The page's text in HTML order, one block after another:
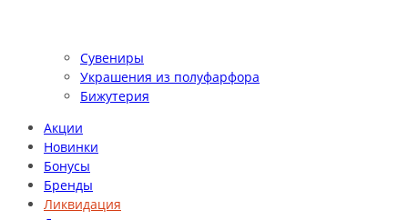
Сувениры
Украшения из полуфарфора
Бижутерия
Акции
Новинки
Бонусы
Бренды
Ликвидация